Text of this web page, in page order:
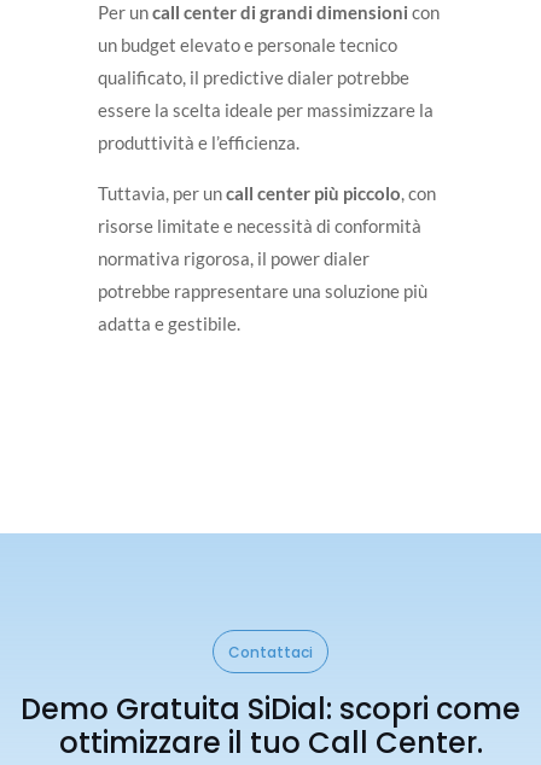
Per uncall center di grandi dimensioni con
un budget elevato e personale tecnico
qualificato, il predictive dialer potrebbe
essere la scelta ideale per massimizzare la
produttività e l’efficienza.
Tuttavia, per uncall center più piccolo, con
risorse limitate e necessità di conformità
normativa rigorosa, il power dialer
potrebbe rappresentare una soluzione più
adatta e gestibile.
Contattaci
Demo Gratuita SiDial: scopri come
ottimizzare il tuo Call Center.